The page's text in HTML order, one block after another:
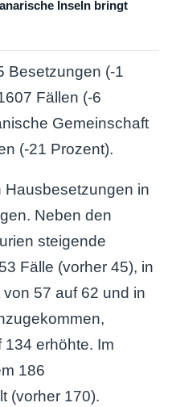
Inseln bringt
Besetzungen (-1
Fällen (-6
Gemeinschaft
(-21 Prozent).
Hausbesetzungen in
Neben den
steigende
Fälle (vorher 45), in
57 auf 62 und in
erhöhte. Im
186
(vorher 170).